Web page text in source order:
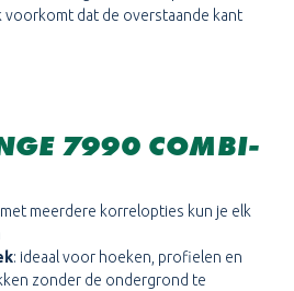
voorkomt dat de overstaande kant
7990 COMBI-
met meerdere korrelopties kun je elk
: ideaal voor hoeken, profielen en
zonder de ondergrond te